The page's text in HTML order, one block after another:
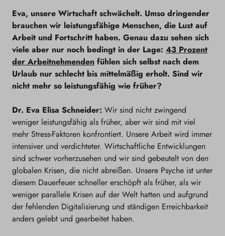
Eva, unsere Wirtschaft schwächelt. Umso dringender
brauchen wir leistungsfähige Menschen, die Lust auf
Arbeit und Fortschritt haben. Genau dazu sehen sich
viele aber nur noch bedingt in der Lage: 43 Prozent
der Arbeitnehmenden fühlen sich selbst nach dem
Urlaub nur schlecht bis mittelmäßig erholt. Sind wir
nicht mehr so leistungsfähig wie früher?
Dr. Eva Elisa Schneider: Wir sind nicht zwingend
weniger leistungsfähig als früher, aber wir sind mit viel
mehr Stress-Faktoren konfrontiert. Unsere Arbeit wird immer
intensiver und verdichteter. Wirtschaftliche Entwicklungen
sind schwer vorherzusehen und wir sind gebeutelt von den
globalen Krisen, die nicht abreißen. Unsere Psyche ist unter
diesem Dauerfeuer schneller erschöpft als früher, als wir
weniger parallele Krisen auf der Welt hatten und aufgrund
der fehlenden Digitalisierung und ständigen Erreichbarkeit
anders gelebt und gearbeitet haben.